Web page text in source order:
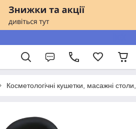
Косметологічні кушетки, масажні